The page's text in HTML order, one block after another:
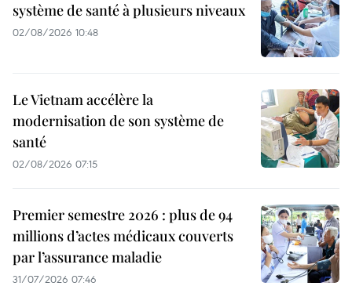
système de santé à plusieurs niveaux
02/08/2026 10:48
Le Vietnam accélère la
modernisation de son système de
santé
02/08/2026 07:15
Premier semestre 2026 : plus de 94
millions d’actes médicaux couverts
par l’assurance maladie
31/07/2026 07:46